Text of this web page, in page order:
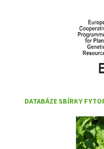
DATABÁZE SBÍRKY